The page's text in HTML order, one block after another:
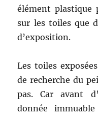
élément plastique
sur les toiles que
d’exposition.
Les toiles
de recherche du
pas. Car avant
donnée